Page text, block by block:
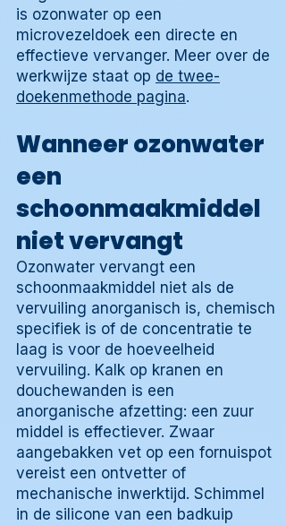
is ozonwater op een
microvezeldoek een directe en
effectieve vervanger. Meer over de
werkwijze staat op de twee-
doekenmethode pagina.
Wanneer ozonwater
een
schoonmaakmiddel
niet vervangt
Ozonwater vervangt een
schoonmaakmiddel niet als de
vervuiling anorganisch is, chemisch
specifiek is of de concentratie te
laag is voor de hoeveelheid
vervuiling. Kalk op kranen en
douchewanden is een
anorganische afzetting: een zuur
middel is effectiever. Zwaar
aangebakken vet op een fornuispot
vereist een ontvetter of
mechanische inwerktijd. Schimmel
in de silicone van een badkuip